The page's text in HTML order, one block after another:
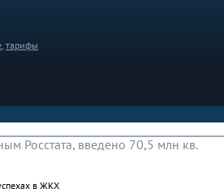
, тарифы
Росстата, введено 70,5 млн кв.